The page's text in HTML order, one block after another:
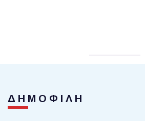
ΔΗΜΟΦΙΛΗ